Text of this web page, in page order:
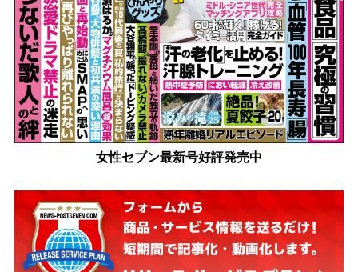
女性セブン最新号好評発売中